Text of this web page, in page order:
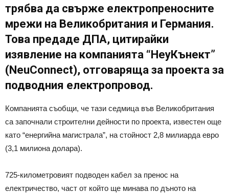
трябва да свърже електропреносните
мрежи на Великобритания и Германия.
Това предаде ДПА, цитирайки
изявление на компанията “НеуКънект”
(NeuConnect), отговаряща за проекта за
подводния електропровод.
Компанията съобщи, че тази седмица във Великобритания
са започнали строителни дейности по проекта, известен още
като “енергийна магистрала”, на стойност 2,8 милиарда евро
(3,1 милиона долара).
725-километровият подводен кабел за пренос на
електричество, част от който ще минава по дъното на